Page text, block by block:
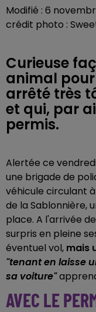
Modifié : 6
crédit photo :
Curieuse
animal
arrêté très
et qui, par
permis.
Alertée ce
une brigade de
véhicule circulant
de la Sablonnière,
place. A l'arrivée
surpris en pleine
éventuel vol, mais
"tenant en laisse
sa voiture"
AVEC LE